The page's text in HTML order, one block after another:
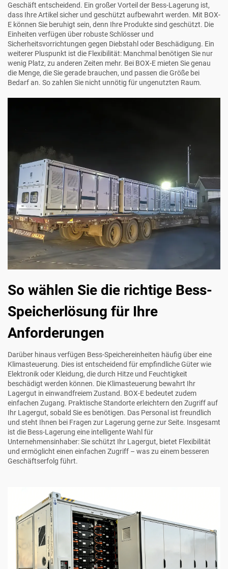
Geschäft entscheidend. Ein großer Vorteil der Bess-Lagerung ist,
dass Ihre Artikel sicher und geschützt aufbewahrt werden. Mit BOX-
E können Sie beruhigt sein, denn Ihre Produkte sind geschützt. Die
Einheiten verfügen über robuste Schlösser und
Sicherheitsvorrichtungen gegen Diebstahl oder Beschädigung. Ein
weiterer Pluspunkt ist die Flexibilität: Manchmal benötigen Sie nur
wenig Platz, zu anderen Zeiten mehr. Bei BOX-E mieten Sie genau
die Menge, die Sie gerade brauchen, und passen die Größe bei
Bedarf an. So zahlen Sie nicht unnötig für ungenutzten Raum.
So wählen Sie die richtige Bess-
Speicherlösung für Ihre
Anforderungen
Darüber hinaus verfügen Bess-Speichereinheiten häufig über eine
Klimasteuerung. Dies ist entscheidend für empfindliche Güter wie
Elektronik oder Kleidung, die durch Hitze und Feuchtigkeit
beschädigt werden können. Die Klimasteuerung bewahrt Ihr
Lagergut in einwandfreiem Zustand. BOX-E bedeutet zudem
einfachen Zugang. Praktische Standorte erleichtern den Zugriff auf
Ihr Lagergut, sobald Sie es benötigen. Das Personal ist freundlich
und steht Ihnen bei Fragen zur Lagerung gerne zur Seite. Insgesamt
ist die Bess-Lagerung eine intelligente Wahl für
Unternehmensinhaber: Sie schützt Ihr Lagergut, bietet Flexibilität
und ermöglicht einen einfachen Zugriff – was zu einem besseren
Geschäftserfolg führt.